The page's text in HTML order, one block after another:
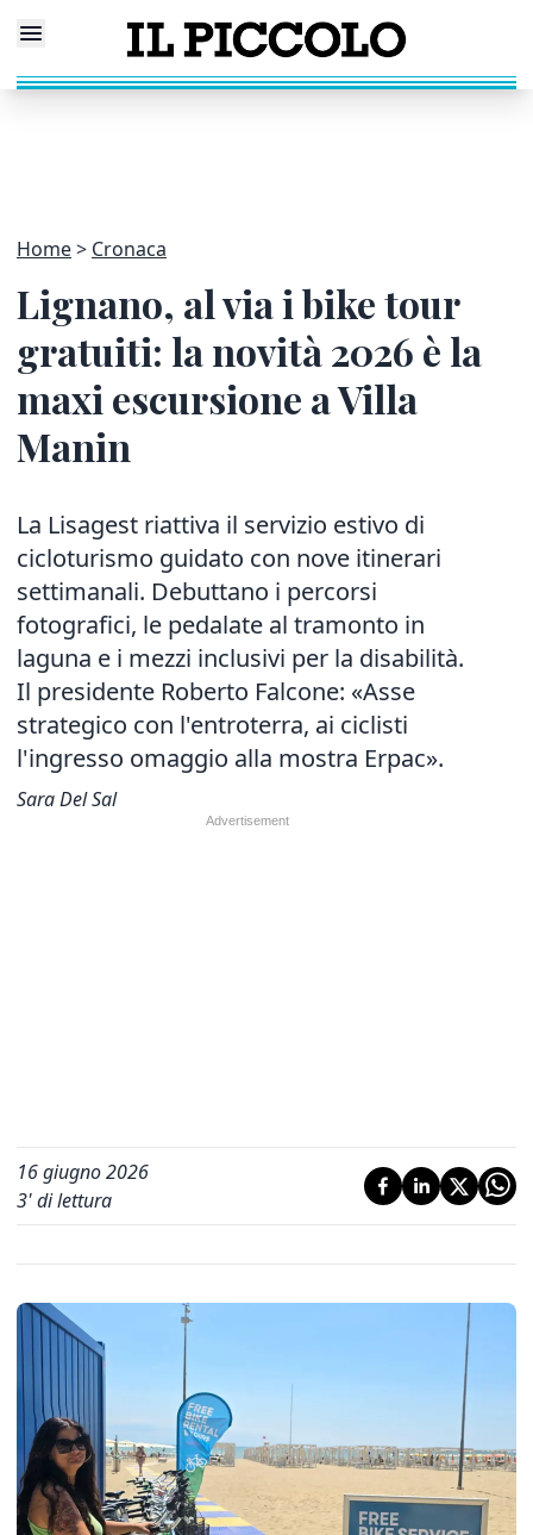
Home Cronaca
Lignano, al via i bike tour
gratuiti: la novità 2026 è la
maxi escursione a Villa
Manin
La Lisagest riattiva il servizio estivo di
cicloturismo guidato con nove itinerari
settimanali. Debuttano i percorsi
fotografici, le pedalate al tramonto in
laguna e i mezzi inclusivi per la disabilità.
Il presidente Roberto Falcone: «Asse
strategico con l'entroterra, ai ciclisti
l'ingresso omaggio alla mostra Erpac».
Sara Del Sal
16 giugno 2026
3' di lettura